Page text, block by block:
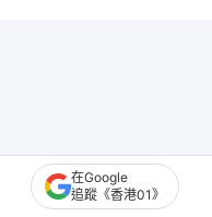
在Google
追蹤《香港01》